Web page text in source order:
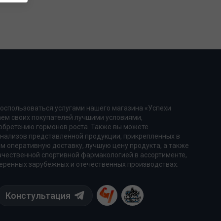
услугами нашего магазина «Успехи
своих покупателей лучшими условиями,
гормонов роста. Также вы можете
представленной продукции, прикрепленных в
оперативную доставку, лучшую цену продукта, а также
спортивной фармакологией в ассортименте,
зарубежных и отечественных производствах.
Констультация